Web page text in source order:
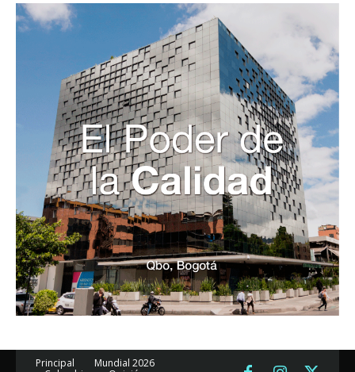
Principal
Mundial 2026